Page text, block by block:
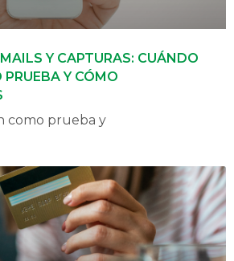
Y CAPTURAS: CUÁNDO
PRUEBA Y CÓMO
como prueba y